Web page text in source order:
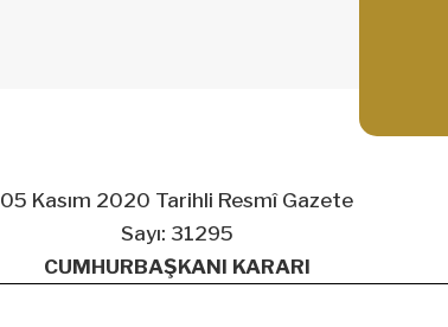
05 Kasım 2020 Tarihli Resmî Gazete
Sayı: 31295
CUMHURBAŞKANI KARARI